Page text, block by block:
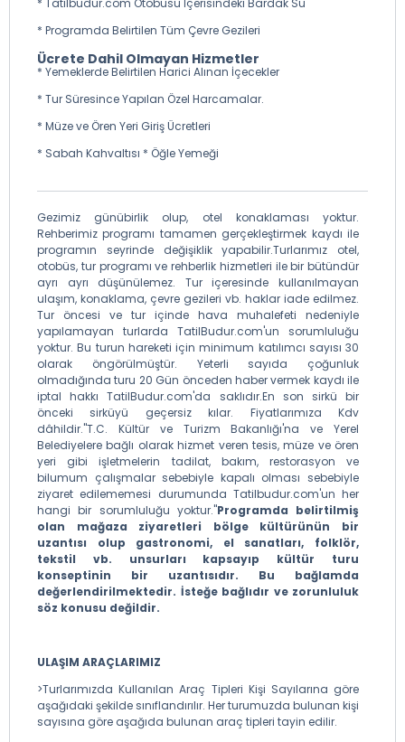
Dağına çeviriyoruz. Kaynaşlıdan eski Bolu dağı yoluna
kulübünün hem antrenman hem de konaklama alanı
olarak kullandığı 1300 mt rakıma sahip olan Topuk
Yaylasına ulaşıyoruz. Topuk yaylası göleti etrafında
olduğu orman dokusu içerisinde göl ile birleşen görsel
güzelliğiyle Topuk Yaylası görenleri kendisine hayran
bırakacaktır. Dileyen misafirlerimiz ile alacağımız Öğle
yemeklerimizi de yedikten sonra serbest zamanımız
bir sonraki TatilBudur organizasyonunda tekrar
görüşmek üzere vedalaşıyoruz.
*Sabah Kahvaltısı ; Serpme Kahvaltı Yol Güzergahında
ve Tesisde Kahvaltı ( Ekstra )
*Öğle Yemeği; Yol Güzergahında Uygun Nokta da Öğlen
Yemeği Menü Ekmek arası Sucuk,Köfte veya Tavuk 1
Ayran ) ( Ekstra )
*İstanbul Düzce - Güzeldere Şelalesi - Efteni Şelalesi -
Topuk Yaylası -İstanbul Ortalama Km Ortalama 560
km İstanbul Varış Saati Ortalama 21:30 - 23:30
* Programda Belirtilen Tüm Çevre Gezileri
Ücrete Dahil Olmayan Hizmetler
* Yemeklerde Belirtilen Harici Alınan İçecekler
* Tur Süresince Yapılan Özel Harcamalar.
* Müze ve Ören Yeri Giriş Ücretleri
* Sabah Kahvaltısı * Öğle Yemeği
Gezimiz günübirlik olup, otel konaklaması yoktur.
Rehberimiz programı tamamen gerçekleştirmek kaydı ile
programın seyrinde değişiklik yapabilir.Turlarımız otel,
otobüs, tur programı ve rehberlik hizmetleri ile bir bütündür
ayrı ayrı düşünülemez. Tur içeresinde kullanılmayan
ulaşım, konaklama, çevre gezileri vb. haklar iade edilmez.
Tur öncesi ve tur içinde hava muhalefeti nedeniyle
yapılamayan turlarda TatilBudur.com'un sorumluluğu
yoktur. Bu turun hareketi için minimum katılımcı sayısı 30
olarak öngörülmüştür. Yeterli sayıda çoğunluk
olmadığında turu 20 Gün önceden haber vermek kaydı ile
iptal hakkı TatilBudur.com'da saklıdır.En son sirkü bir
önceki sirküyü geçersiz kılar. Fiyatlarımıza Kdv
dâhildir."T.C. Kültür ve Turizm Bakanlığı'na ve Yerel
Belediyelere bağlı olarak hizmet veren tesis, müze ve ören
yeri gibi işletmelerin tadilat, bakım, restorasyon ve
bilumum çalışmalar sebebiyle kapalı olması sebebiyle
ziyaret edilememesi durumunda Tatilbudur.com'un her
hangi bir sorumluluğu yoktur."Programda belirtilmiş
olan mağaza ziyaretleri bölge kültürünün bir
uzantısı olup gastronomi, el sanatları, folklör,
tekstil vb. unsurları kapsayıp kültür turu
konseptinin bir uzantısıdır. Bu bağlamda
değerlendirilmektedir. İsteğe bağlıdır ve zorunluluk
söz konusu değildir.
ULAŞIM ARAÇLARIMIZ
>Turlarımızda Kullanılan Araç Tipleri Kişi Sayılarına göre
aşağıdaki şekilde sınıflandırılır. Her turumuzda bulunan kişi
sayısına göre aşağıda bulunan araç tipleri tayin edilir.